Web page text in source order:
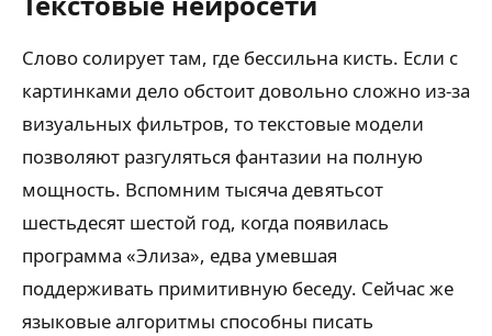
Слово солирует там, где бессильна кисть. Если с
картинками дело обстоит довольно сложно из-за
визуальных фильтров, то текстовые модели
позволяют разгуляться фантазии на полную
мощность. Вспомним тысяча девятьсот
шестьдесят шестой год, когда появилась
программа «Элиза», едва умевшая
поддерживать примитивную беседу. Сейчас же
языковые алгоритмы способны писать